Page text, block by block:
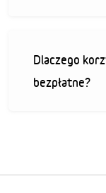
Dlaczego
bezpłatne?